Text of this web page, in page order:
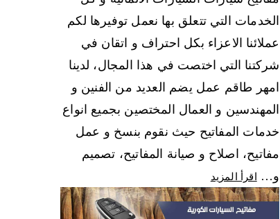
الخدمات التي تتعلق بها نعمل توفيرها لكم
عملائنا الاعزاء بكل احتراف و اتقان في
شركتنا التي اختصت في هذا المجال، لدينا
امهر طاقم عمل يضم العديد من الفنين و
المهندسين و العمال المختصين بجميع انواع
خدمات المفاتيح حيث نقوم بنسخ و عمل
مفاتيح، اصلاح و صيانة المفاتيح، تصميم
و…
اقرأ المزيد